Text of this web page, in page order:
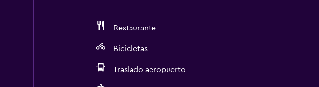
Restaurante
Bicicletas
Traslado aeropuerto